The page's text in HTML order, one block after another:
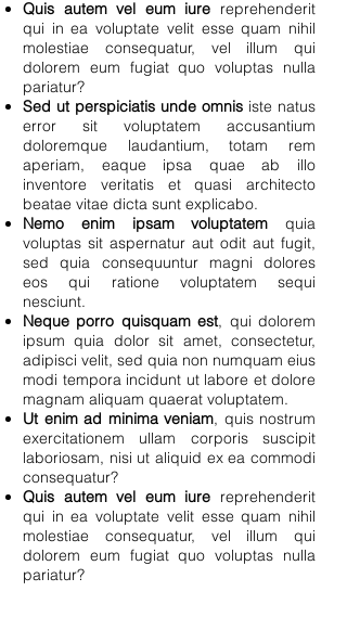
Quis autem vel eum iure reprehenderit
qui in ea voluptate velit esse quam nihil
molestiae consequatur, vel illum qui
dolorem eum fugiat quo voluptas nulla
pariatur?
Sed ut perspiciatis unde omnis iste natus
error sit voluptatem accusantium
doloremque laudantium, totam rem
aperiam, eaque ipsa quae ab illo
inventore veritatis et quasi architecto
beatae vitae dicta sunt explicabo.
Nemo enim ipsam voluptatem quia
voluptas sit aspernatur aut odit aut fugit,
sed quia consequuntur magni dolores
eos qui ratione voluptatem sequi
nesciunt.
Neque porro quisquam est, qui dolorem
ipsum quia dolor sit amet, consectetur,
adipisci velit, sed quia non numquam eius
modi tempora incidunt ut labore et dolore
magnam aliquam quaerat voluptatem.
Ut enim ad minima veniam, quis nostrum
exercitationem ullam corporis suscipit
laboriosam, nisi ut aliquid ex ea commodi
consequatur?
Quis autem vel eum iure reprehenderit
qui in ea voluptate velit esse quam nihil
molestiae consequatur, vel illum qui
dolorem eum fugiat quo voluptas nulla
pariatur?